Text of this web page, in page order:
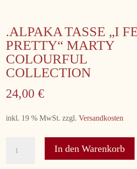
.ALPAKA TASSE „I
PRETTY“ MARTY
COLOURFUL
COLLECTION
24,00 €
inkl. 19 % MwSt. zzgl. Versandkosten
In den Warenkorb